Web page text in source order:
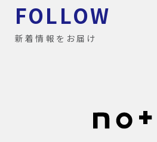
FOLLOW
新着情報をお届け